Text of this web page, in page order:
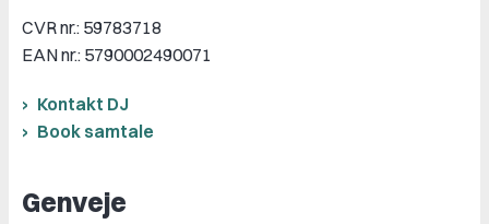
CVR nr.: 59783718
EAN nr.: 5790002490071
Kontakt DJ
Book samtale
Genveje